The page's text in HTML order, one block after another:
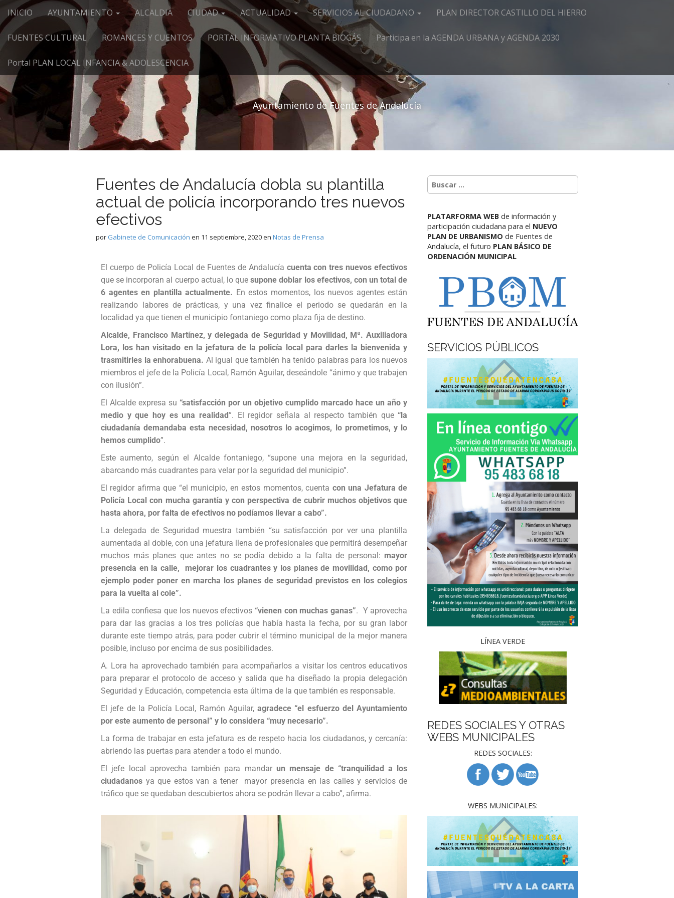
Menú principal
Saltar al contenido
INICIO AYUNTAMIENTO ALCALDIA CIUDAD ACTUALIDAD SERVICIOS AL CIUDADANO PLAN DIRECTOR CASTILLO DEL HIERRO
FUENTES CULTURAL ROMANCES Y CUENTOS PORTAL INFORMATIVO PLANTA BIOGÁS Participa en la AGENDA URBANA y AGENDA 2030
Portal PLAN LOCAL INFANCIA & ADOLESCENCIA
Ayuntamiento de Fuentes de Andalucía
Fuentes de Andalucía dobla su plantilla
actual de policía incorporando tres nuevos
efectivos
por Gabinete de Comunicación en 11 septiembre, 2020en Notas de Prensa
El cuerpo de Policía Local de Fuentes de Andalucía cuenta con tres nuevos efectivos
que se incorporan al cuerpo actual, lo quesupone doblar los efectivos, con un total de
6 agentes en plantilla actualmente. En estos momentos, los nuevos agentes están
realizando labores de prácticas, y una vez finalice el periodo se quedarán en la
localidad ya que tienen el municipio fontaniego como plaza fija de destino.
Alcalde, Francisco Martínez, y delegada de Seguridad y Movilidad, Mª. Auxiliadora
Lora, los han visitado en la jefatura de la policía local para darles la bienvenida y
trasmitirles la enhorabuena. Al igual que también ha tenido palabras para los nuevos
miembros el jefe de la Policía Local, Ramón Aguilar, deseándole “ánimo y que trabajen
con ilusión”.
El Alcalde expresa su “satisfacción por un objetivo cumplido marcado hace un año y
medio y que hoy es una realidad”. El regidor señala al respecto también que “la
ciudadanía demandaba esta necesidad, nosotros lo acogimos, lo prometimos, y lo
hemos cumplido”.
Este aumento, según el Alcalde fontaniego, “supone una mejora en la seguridad,
abarcando más cuadrantes para velar por la seguridad del municipio”.
El regidor afirma que “el municipio, en estos momentos, cuenta con una Jefatura de
Policía Local con mucha garantía y con perspectiva de cubrir muchos objetivos que
hasta ahora, por falta de efectivos no podíamos llevar a cabo”.
La delegada de Seguridad muestra también “su satisfacción por ver una plantilla
aumentada al doble, con una jefatura llena de profesionales que permitirá desempeñar
muchos más planes que antes no se podía debido a la falta de personal: mayor
presencia en la calle, mejorar los cuadrantes y los planes de movilidad, como por
ejemplo poder poner en marcha los planes de seguridad previstos en los colegios
para la vuelta al cole”.
La edila confiesa que los nuevos efectivos “vienen con muchas ganas”. Y aprovecha
para dar las gracias a los tres policías que había hasta la fecha, por su gran labor
durante este tiempo atrás, para poder cubrir el término municipal de la mejor manera
posible, incluso por encima de sus posibilidades.
A. Lora ha aprovechado también para acompañarlos a visitar los centros educativos
para preparar el protocolo de acceso y salida que ha diseñado la propia delegación
Seguridad y Educación, competencia esta última de la que también es responsable.
El jefe de la Policía Local, Ramón Aguilar,agradece “el esfuerzo del Ayuntamiento
por este aumento de personal” y lo considera “muy necesario”.
La forma de trabajar en esta jefatura es de respeto hacia los ciudadanos, y cercanía:
abriendo las puertas para atender a todo el mundo.
El jefe local aprovecha también para mandar un mensaje de “tranquilidad a los
ciudadanos ya que estos van a tener mayor presencia en las calles y servicios de
tráfico que se quedaban descubiertos ahora se podrán llevar a cabo”, afirma.
PLATARFORMA WEBde información y
participación ciudadana para el NUEVO
PLAN DE URBANISMOde Fuentes de
Andalucía, el futuro PLAN BÁSICO DE
ORDENACIÓN MUNICIPAL
SERVICIOS PÚBLICOS
LÍNEA VERDE
REDES SOCIALES Y OTRAS
WEBS MUNICIPALES
REDES SOCIALES:
WEBS MUNICIPALES: